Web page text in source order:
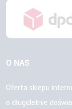
O NAS
Oferta sklepu
o długoletnie